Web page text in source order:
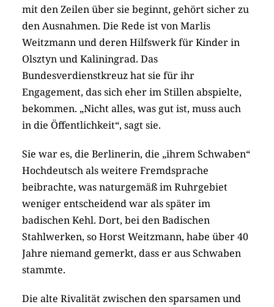
mit den Zeilen über sie beginnt, gehört sicher zu
den Ausnahmen. Die Rede ist von Marlis
Weitzmann und deren Hilfswerk für Kinder in
Olsztyn und Kaliningrad. Das
Bundesverdienstkreuz hat sie für ihr
Engagement, das sich eher im Stillen abspielte,
bekommen. „Nicht alles, was gut ist, muss auch
in die Öffentlichkeit“, sagt sie.
Sie war es, die Berlinerin, die „ihrem Schwaben“
Hochdeutsch als weitere Fremdsprache
beibrachte, was naturgemäß im Ruhrgebiet
weniger entscheidend war als später im
badischen Kehl. Dort, bei den Badischen
Stahlwerken, so Horst Weitzmann, habe über 40
Jahre niemand gemerkt, dass er aus Schwaben
stammte.
Die alte Rivalität zwischen den sparsamen und